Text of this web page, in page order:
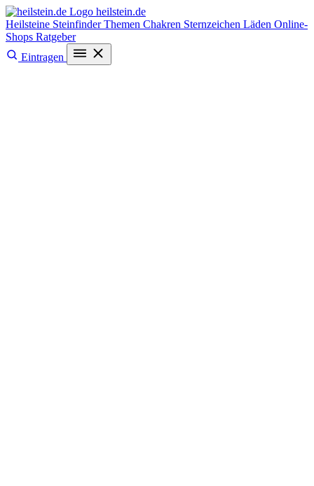
heilstein.de
Heilsteine SteinfinderThemen Chakren Sternzeichen Läden Online-
Shops Ratgeber
Eintragen